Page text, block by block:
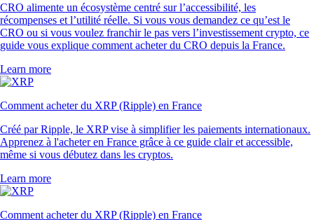
CRO alimente un écosystème centré sur l’accessibilité, les
récompenses et l’utilité réelle. Si vous vous demandez ce qu’est le
CRO ou si vous voulez franchir le pas vers l’investissement crypto, ce
guide vous explique comment acheter du CRO depuis la France.
Learn more
Comment acheter du XRP (Ripple) en France
Créé par Ripple, le XRP vise à simplifier les paiements internationaux.
Apprenez à l'acheter en France grâce à ce guide clair et accessible,
même si vous débutez dans les cryptos.
Learn more
Comment acheter du XRP (Ripple) en France